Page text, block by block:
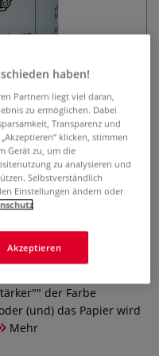
der Farbe
(und) das Papier wird
Mehr
haben!
Partnern liegt viel daran,
zu ermöglichen. Dabei
Transparenz und
klicken, stimmen
Gerät zu, um die
zu analysieren und
Selbstverständlich
Einstellungen ändern oder
Akzeptieren